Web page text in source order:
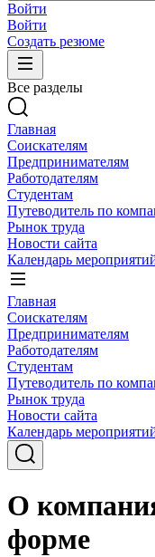
Войти
Войти
Создать резюме
Все разделы
Главная
Соискателям
Предпринимателям
Работодателям
Студентам
Путеводитель по
Рынок труда
Новости сайта
Календарь
Главная
Соискателям
Предпринимателям
Работодателям
Студентам
Путеводитель по
Рынок труда
Новости сайта
Календарь
О
форме